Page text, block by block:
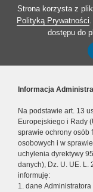
Strona korzysta z
Polityką Prywatności
dostępu do
Informacja
Na podstawie art. 13
Europejskiego i Rady
sprawie ochrony osób
osobowych i w
uchylenia dyrektywy
danych), Dz. U. UE. L.
informuję:
1. dane